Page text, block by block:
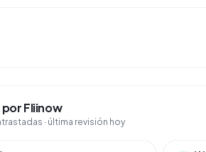
Fliinow
· última revisión hoy